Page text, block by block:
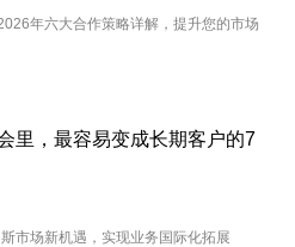
年六大合作策略详解，提升您的市场
里，最容易变成长期客户的7
市场新机遇，实现业务国际化拓展